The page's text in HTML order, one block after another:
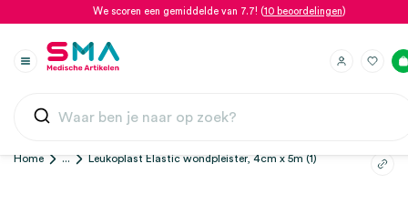
We scoren een gemiddelde van 7.7! (10 beoordelingen)
Home ... Leukoplast Elastic wondpleister, 4cm x 5m (1)